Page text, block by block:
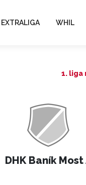
EXTRALIGA WHIL
1. liga
DHK Baník Most